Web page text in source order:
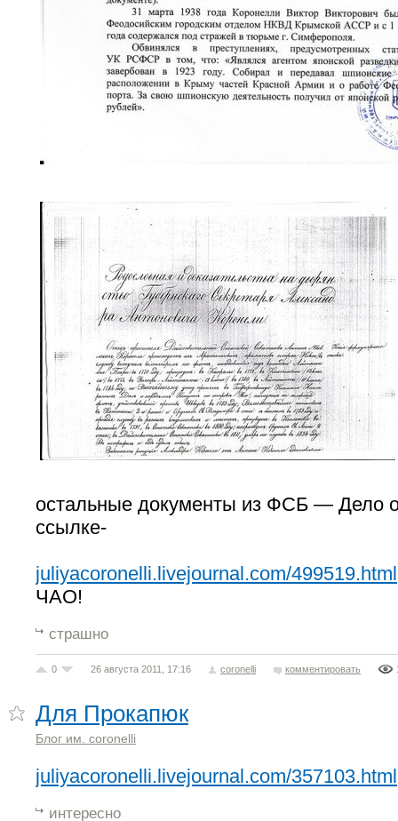
остальные документы из ФСБ — Дело
ссылке-
juliyacoronelli.livejournal.com/499519.html
ЧАО!
страшно
0 26 августа 2011, 17:16 coronelli комментировать
Для Прокапюк
Блог им. coronelli
juliyacoronelli.livejournal.com/357103.html
интересно